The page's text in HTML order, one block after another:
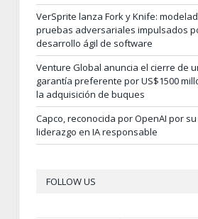
VerSprite lanza Fork y Knife:
pruebas adversariales impulsados
desarrollo ágil de software
Venture Global anuncia el cierre de
garantía preferente por US$1500
la adquisición de buques
Capco, reconocida por OpenAI por
liderazgo en IA responsable
FOLLOW US